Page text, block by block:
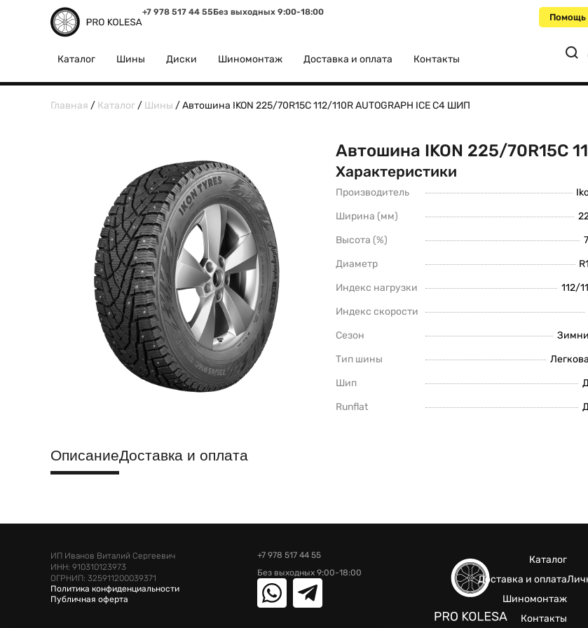
+7 978 517 44 55Без выходных 9:00-18:00 Помощь
Каталог Шины Диски Шиномонтаж Доставка и оплата Контакты
Главная / Каталог / Шины / Автошина IKON 225/70R15C 112/110R AUTOGRAPH ICE C4 ШИП
Автошина IKON 225/70R15C
Характеристики
Производитель
Ширина (мм)
Высота (%)
Диаметр
Индекс нагрузки
112/
Индекс скорости
Сезон
Тип шины
Шип
Runflat
ОписаниеДоставка и оплата
ИП Иванов Виталий Сергеевич
ИНН: 910310123973
ОГРНИП: 325911200039371
Политика конфиденциальности
Публичная оферта
+7 978 517 44 55
Без выходных 9:00-18:00
Каталог
Доставка и оплата
Шиномонтаж
Контакты